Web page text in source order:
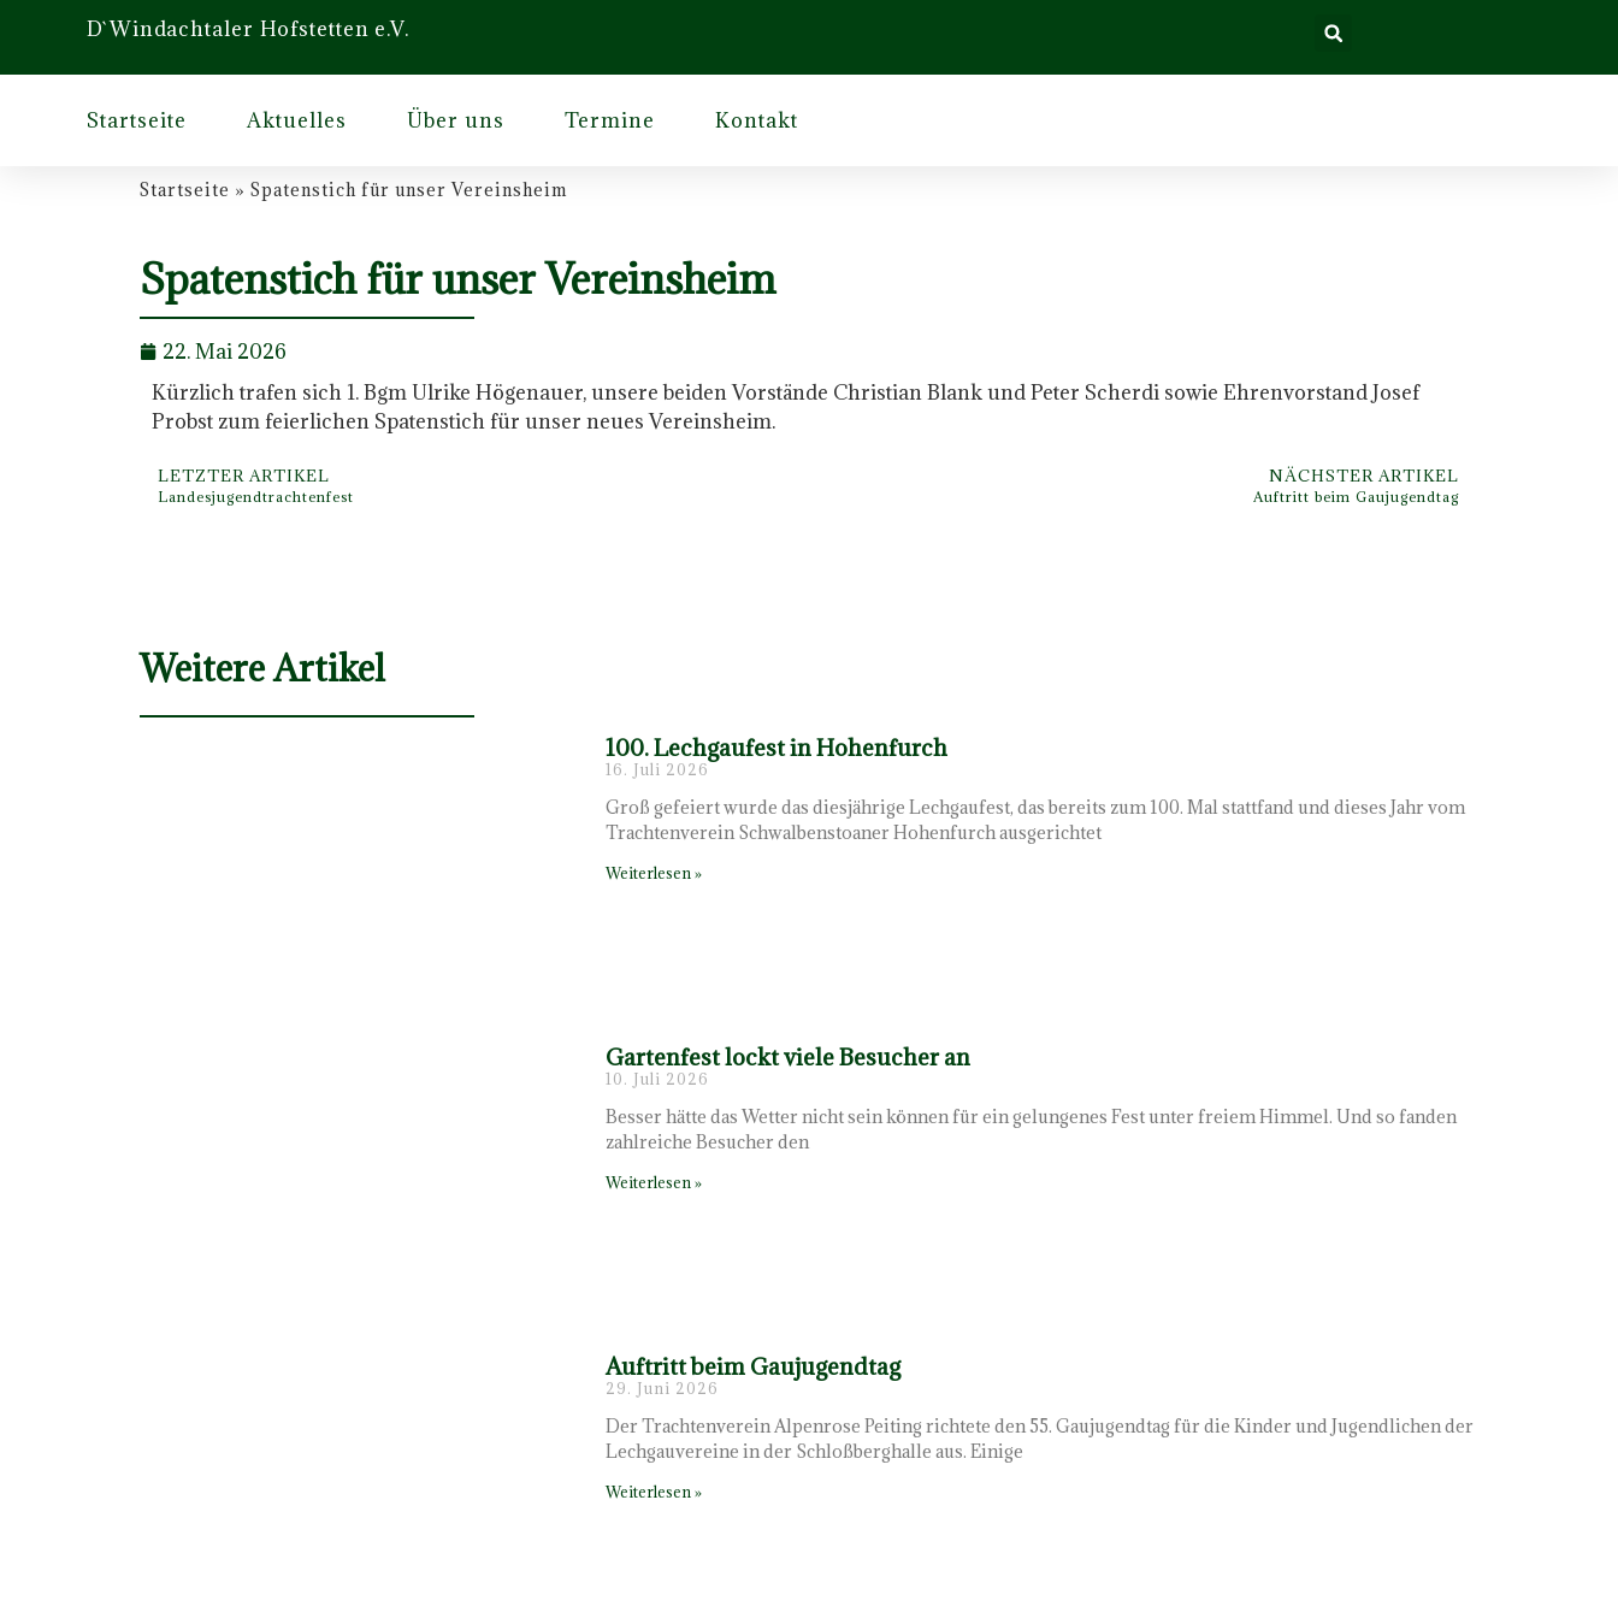
D`Windachtaler Hofstetten e.V.
Startseite Aktuelles Über uns Termine Kontakt
Startseite » Spatenstich für unser Vereinsheim
Spatenstich für unser Vereinsheim
22. Mai 2026
Kürzlich trafen sich 1. Bgm Ulrike Högenauer, unsere beiden Vorstände Christian Blank und Peter Scherdi sowie Ehrenvorstand Josef
Probst zum feierlichen Spatenstich für unser neues Vereinsheim.
LETZTER ARTIKEL
Landesjugendtrachtenfest
NÄCHSTER ARTIKEL
Auftritt beim Gaujugendtag
Weitere Artikel
100. Lechgaufest in Hohenfurch
16. Juli 2026
Groß gefeiert wurde das diesjährige Lechgaufest, das bereits zum 100. Mal stattfand und dieses Jahr vom
Trachtenverein Schwalbenstoaner Hohenfurch ausgerichtet
Weiterlesen »
Gartenfest lockt viele Besucher an
10. Juli 2026
Besser hätte das Wetter nicht sein können für ein gelungenes Fest unter freiem Himmel. Und so fanden
zahlreiche Besucher den
Weiterlesen »
Auftritt beim Gaujugendtag
29. Juni 2026
Der Trachtenverein Alpenrose Peiting richtete den 55. Gaujugendtag für die Kinder und Jugendlichen der
Lechgauvereine in der Schloßberghalle aus. Einige
Weiterlesen »